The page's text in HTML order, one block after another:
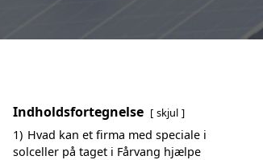
Indholdsfortegnelse skjul
1) Hvad kan et firma med speciale i
solceller på taget i Fårvang hjælpe